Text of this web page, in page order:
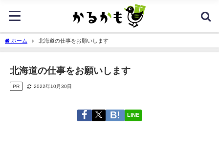
ホーム 北海道の仕事をお願いします
北海道の仕事をお願いします
PR 2022年10月30日
LINE